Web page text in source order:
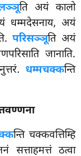
ति अयं कालो
धम्मदेसनाय, अयं
परिसञ्ञूति अयं
जानाति.
धम्मचक्कन्ति
न्ति चक्कवत्तिम्हि
ठत्वा